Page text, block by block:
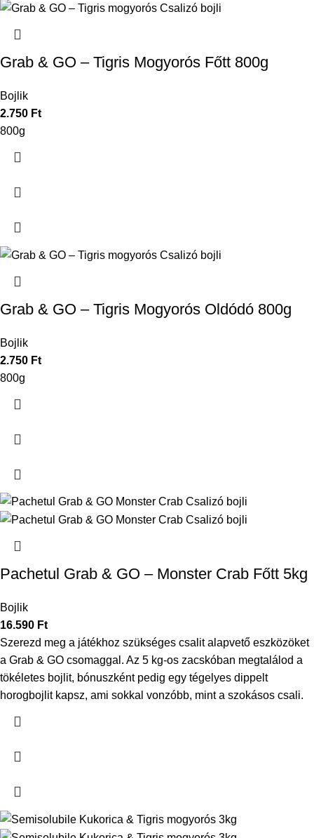
Grab & GO – Tigris Mogyorós Főtt 800g
Bojlik
2.750 Ft
800g
Grab & GO – Tigris Mogyorós Oldódó 800g
Bojlik
2.750 Ft
800g
Pachetul Grab & GO – Monster Crab Főtt 5kg
Bojlik
16.590 Ft
Szerezd meg a játékhoz szükséges csalit alapvető eszközöket
a Grab & GO csomaggal. Az 5 kg-os zacskóban megtalálod a
tökéletes bojlit, bónuszként pedig egy tégelyes dippelt
horogbojlit kapsz, ami sokkal vonzóbb, mint a szokásos csali.